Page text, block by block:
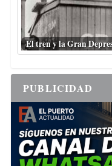
El tren y la Gran
PUBLICIDAD